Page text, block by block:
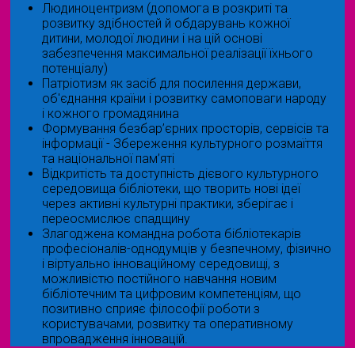
Людиноцентризм (допомога в розкриті та
розвитку здібностей й обдарувань кожної
дитини, молодої людини і на цій основі
забезпечення максимальної реалізації їхнього
потенціалу)
Патріотизм як засіб для посилення держави,
об'єднання країни і розвитку самоповаги народу
і кожного громадянина
Формування безбар’єрних просторів, сервісів та
інформації - Збереження культурного розмаїття
та національної пам’яті
Відкритість та доступність дієвого культурного
середовища бібліотеки, що творить нові ідеї
через активні культурні практики, зберігає і
переосмислює спадщину
Злагоджена командна робота бібліотекарів
професіоналів-однодумців у безпечному, фізично
і віртуально інноваційному середовищі, з
можливістю постійного навчання новим
бібліотечним та цифровим компетенціям, що
позитивно сприяє філософії роботи з
користувачами, розвитку та оперативному
впровадження інновацій.